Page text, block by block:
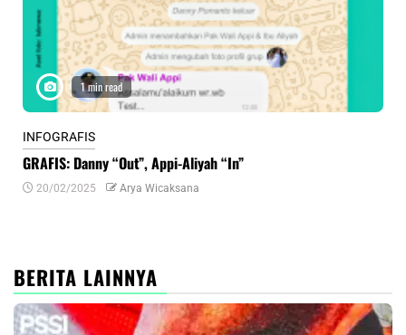
1 min read
INFOGRAFIS
GRAFIS: Danny “Out”, Appi-Aliyah “In”
20/02/2025 Arya Wicaksana
BERITA LAINNYA